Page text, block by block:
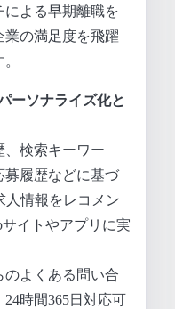
による早期離職を
の満足度を飛躍
ーソナライズ化と
、検索キーワー
募履歴などに基づ
人情報をレコメン
サイトやアプリに実
のよくある問い合
時間365日対応可